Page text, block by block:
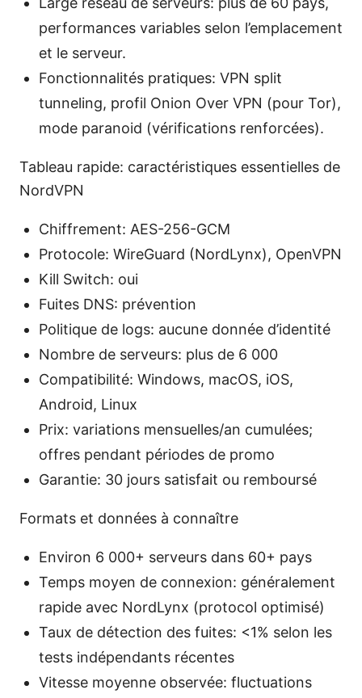
performances variables selon l’emplacement
et le serveur.
Fonctionnalités pratiques: VPN split
tunneling, profil Onion Over VPN (pour Tor),
mode paranoid (vérifications renforcées).
Tableau rapide: caractéristiques essentielles de
NordVPN
Chiffrement: AES-256-GCM
Protocole: WireGuard (NordLynx), OpenVPN
Kill Switch: oui
Fuites DNS: prévention
Politique de logs: aucune donnée d’identité
Nombre de serveurs: plus de 6 000
Compatibilité: Windows, macOS, iOS,
Android, Linux
Prix: variations mensuelles/an cumulées;
offres pendant périodes de promo
Garantie: 30 jours satisfait ou remboursé
Formats et données à connaître
Environ 6 000+ serveurs dans 60+ pays
Temps moyen de connexion: généralement
rapide avec NordLynx (protocol optimisé)
Taux de détection des fuites: <1% selon les
tests indépendants récentes
Vitesse moyenne observée: fluctuations